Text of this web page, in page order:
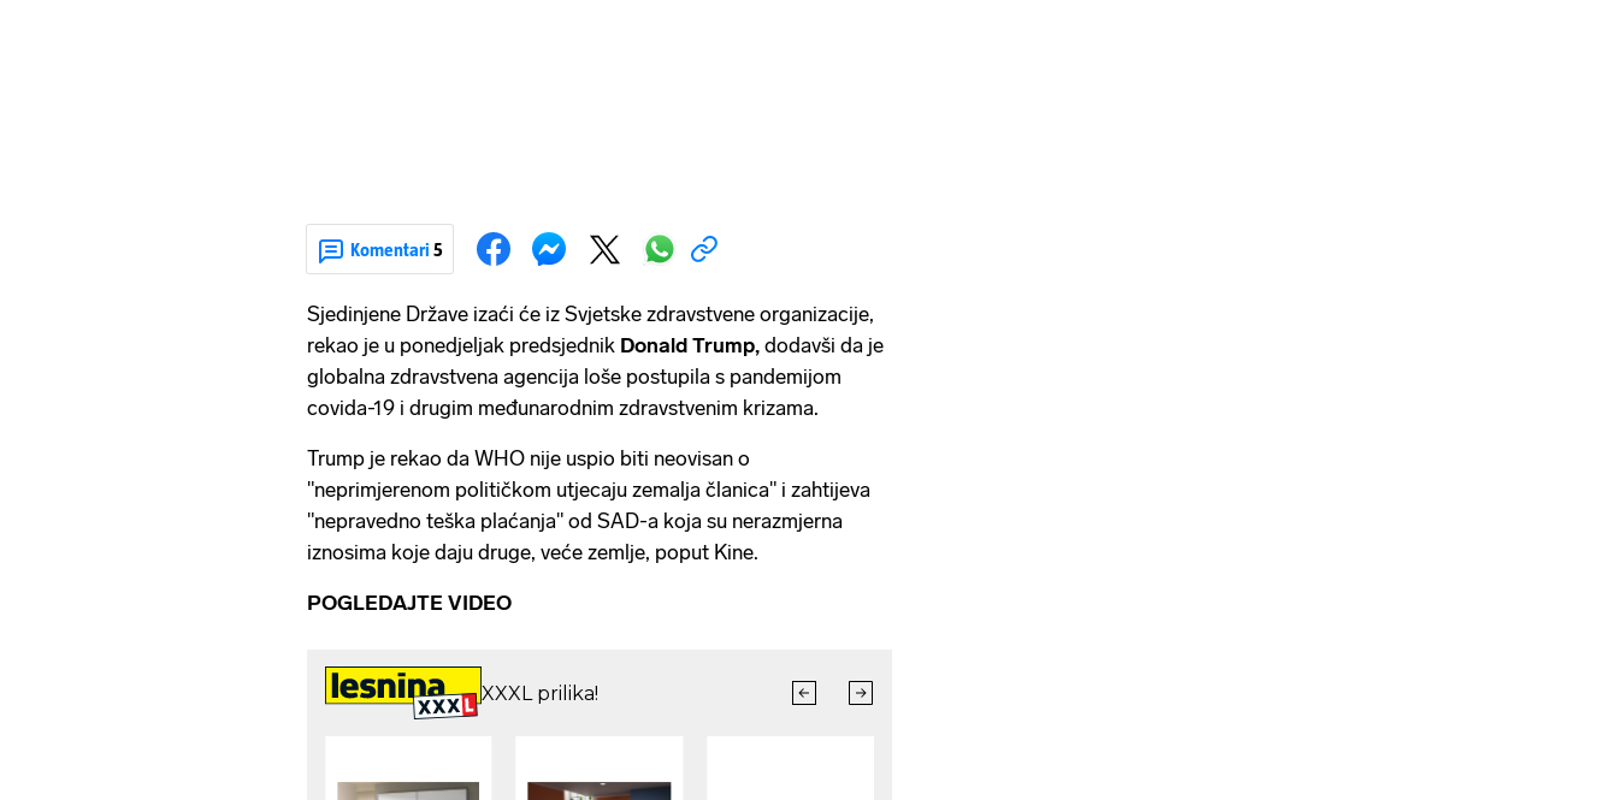
Komentari 5
Sjedinjene Države izaći će iz Svjetske zdravstvene organizacije,
rekao je u ponedjeljak predsjednik Donald Trump, dodavši da je
globalna zdravstvena agencija loše postupila s pandemijom
covida-19 i drugim međunarodnim zdravstvenim krizama.
Trump je rekao da WHO nije uspio biti neovisan o
"neprimjerenom političkom utjecaju zemalja članica" i zahtijeva
"nepravedno teška plaćanja" od SAD-a koja su nerazmjerna
iznosima koje daju druge, veće zemlje, poput Kine.
POGLEDAJTE VIDEO